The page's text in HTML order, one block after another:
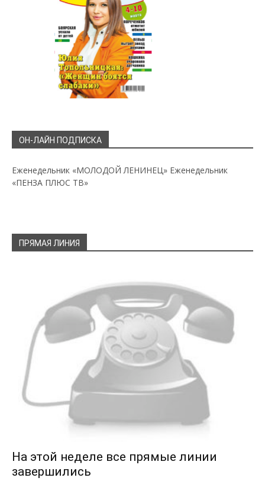
ОН-ЛАЙН ПОДПИСКА
Еженедельник «МОЛОДОЙ ЛЕНИНЕЦ» Еженедельник
«ПЕНЗА ПЛЮС ТВ»
ПРЯМАЯ ЛИНИЯ
На этой неделе все прямые линии
завершились